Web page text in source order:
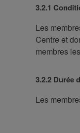
3.2.1
Les
Centre et
membres
3.2.2 Durée
Les